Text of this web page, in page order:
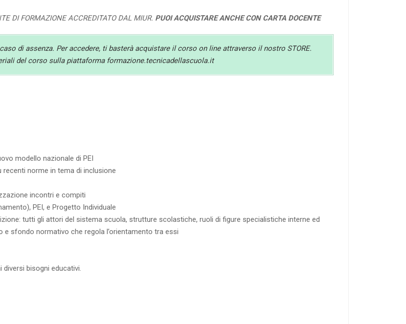
DI FORMAZIONE ACCREDITATO DAL MIUR. PUOI ACQUISTARE ANCHE CON CARTA DOCENTE
di assenza. Per accedere, ti basterà acquistare il corso on line attraverso il nostro STORE.
del corso sulla piattaforma formazione.tecnicadellascuola.it
modello nazionale di PEI
norme in tema di inclusione
incontri e compiti
PEI, e Progetto Individuale
tutti gli attori del sistema scuola, strutture scolastiche, ruoli di figure specialistiche interne ed
sfondo normativo che regola l’orientamento tra essi
bisogni educativi.